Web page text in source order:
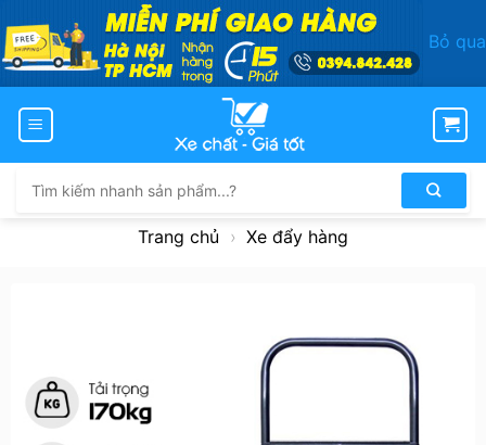
Bỏ qua
qua
dung
Tìm
Trang chủ › Xe đẩy hàng